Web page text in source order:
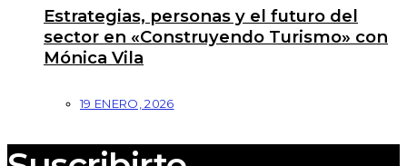
Estrategias, personas y el futuro del
sector en «Construyendo Turismo» con
Mónica Vila
19 ENERO, 2026